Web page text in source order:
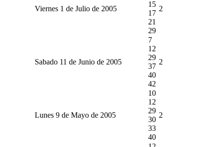
Viernes 1 de Julio de 2005
15
17
21
29
2
Sabado 11 de Junio de 2005
7
12
29
37
40
42
2
Lunes 9 de Mayo de 2005
10
12
29
30
33
40
2